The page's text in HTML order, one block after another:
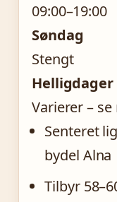
09:00–19:00
Søndag
Stengt
Helligdager
Varierer –
Senteret
bydel Alna
Tilbyr